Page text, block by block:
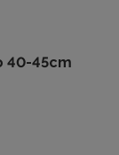
40-45cm